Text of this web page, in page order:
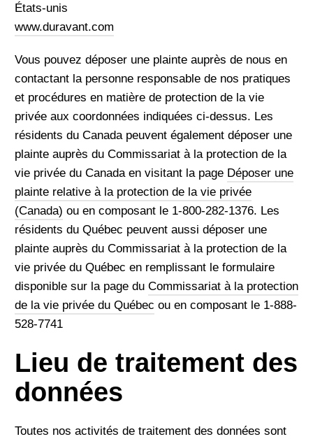
États-unis
www.duravant.com
Vous pouvez déposer une plainte auprès de nous en
contactant la personne responsable de nos pratiques
et procédures en matière de protection de la vie
privée aux coordonnées indiquées ci-dessus. Les
résidents du Canada peuvent également déposer une
plainte auprès du Commissariat à la protection de la
vie privée du Canada en visitant la page Déposer une
plainte relative à la protection de la vie privée
(Canada) ou en composant le 1-800-282-1376. Les
résidents du Québec peuvent aussi déposer une
plainte auprès du Commissariat à la protection de la
vie privée du Québec en remplissant le formulaire
disponible sur la page du Commissariat à la protection
de la vie privée du Québec ou en composant le 1-888-
528-7741
Lieu de traitement des
données
Toutes nos activités de traitement des données sont